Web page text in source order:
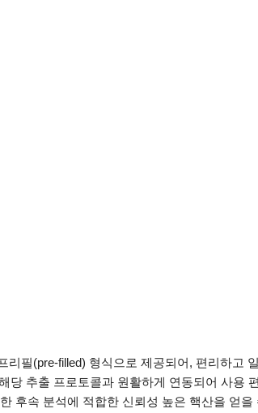
리필(pre-filled) 형식으로 제공되어, 편리하
당 추출 프로토콜과 원활하게 연동되어 사
후속 분석에 적합한 신뢰성 높은 핵산을 얻을